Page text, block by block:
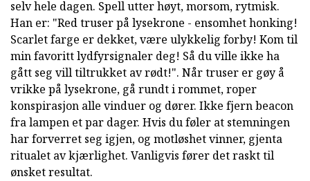
selv hele dagen. Spell utter høyt, morsom, rytmisk.
Han er: "Red truser på lysekrone - ensomhet honking!
Scarlet farge er dekket, være ulykkelig forby! Kom til
min favoritt lydfyrsignaler deg! Så du ville ikke ha
gått seg vill tiltrukket av rødt!". Når truser er gøy å
vrikke på lysekrone, gå rundt i rommet, roper
konspirasjon alle vinduer og dører. Ikke fjern beacon
fra lampen et par dager. Hvis du føler at stemningen
har forverret seg igjen, og motløshet vinner, gjenta
ritualet av kjærlighet. Vanligvis fører det raskt til
ønsket resultat.